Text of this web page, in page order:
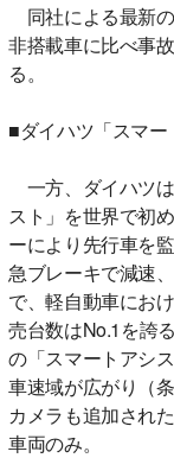
同社による最新
非搭載車に比べ事
る。
■ダイハツ「スマー
一方、ダイハツ
スト」を世界で初
ーにより先行車を
急ブレーキで減速
で、軽自動車にお
売台数はNo.1を誇
の「スマートアシ
車速域が広がり（
カメラも追加され
車両のみ。